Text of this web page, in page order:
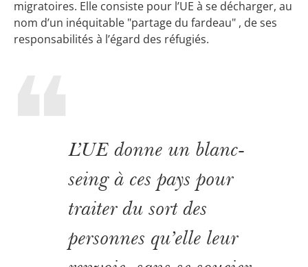
migratoires. Elle consiste pour l’UE à se décharger, au
nom d’un inéquitable "partage du fardeau" , de ses
responsabilités à l’égard des réfugiés.
L’UE donne un blanc-
seing à ces pays pour
traiter du sort des
personnes qu’elle leur